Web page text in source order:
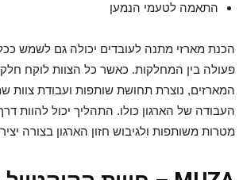
התאמה לטעמי הנמען
הכנת מארזי מתנה לעובדים יכולה גם לשמש
פעולה בין המחלקות. כאשר כל הצוות לוקח חלק
המארזים, נוצרת תחושת שותפות ועבודת צוות
העבודה של הארגון כולו. התהליך יכול להוות
מטרות משותפות ולגיבוש חזון הארגון בצורה